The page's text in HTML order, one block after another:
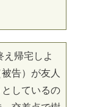
え帰宅しよ
告）が友人
しているの